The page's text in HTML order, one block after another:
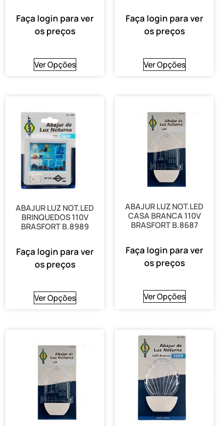
Faça login para ver
os preços
Ver Opções
Faça login para ver
os preços
Ver Opções
ABAJUR LUZ NOT.LED
BRINQUEDOS 110V
BRASFORT B.8989
Faça login para ver
os preços
Ver Opções
ABAJUR LUZ NOT.LED
CASA BRANCA 110V
BRASFORT B.8687
Faça login para ver
os preços
Ver Opções